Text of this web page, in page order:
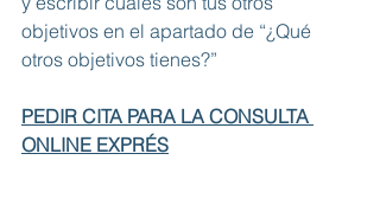
objetivos en el apartado de “¿Qué
otros objetivos tienes?”
PEDIR CITA PARA LA CONSULTA
ONLINE EXPRÉS